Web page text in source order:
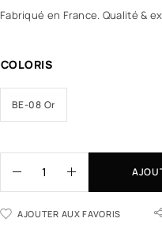
Fabriqué en France. Qualité &
COLORIS
BE-08 Or
AJOUTER AUX FAVORIS